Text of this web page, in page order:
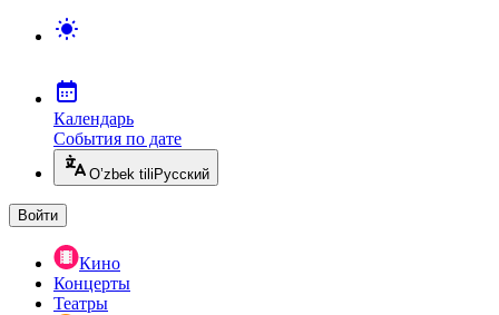
Календарь
События по дате
O’zbek tili Русский
Войти
Кино
Концерты
Театры